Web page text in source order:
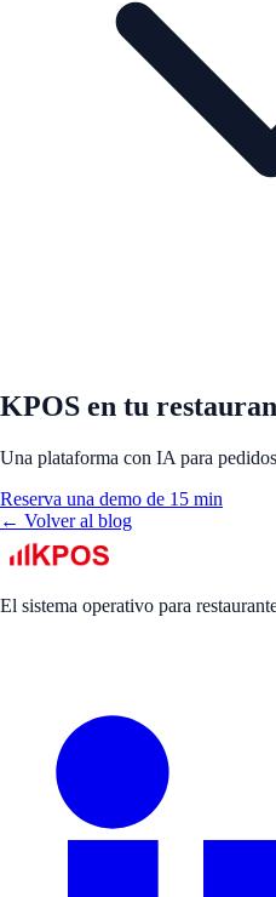
KPOS en tu
Una plataforma con IA para
Reserva una demo de 15 min
← Volver al blog
El sistema operativo para